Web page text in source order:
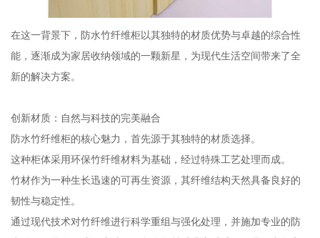
在这一背景下，防水竹纤维柜以其独特的材质优势与卓越的综合性
能，逐渐成为家居收纳领域的一颗新星，为现代生活空间带来了全
新的解决方案。
创新材质：自然与科技的完美融合
防水竹纤维柜的核心魅力，首先源于其独特的材质选择。
这种柜体采用环保竹纤维材料为基础，经过特殊工艺处理而成。
竹材作为一种生长迅速的可再生资源，其纤维结构天然具备良好的
韧性与稳定性。
通过现代技术对竹纤维进行科学重组与强化处理，并施加专业的防